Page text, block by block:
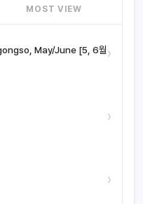
MOST VIEW
May/June [5, 6월›
›
›